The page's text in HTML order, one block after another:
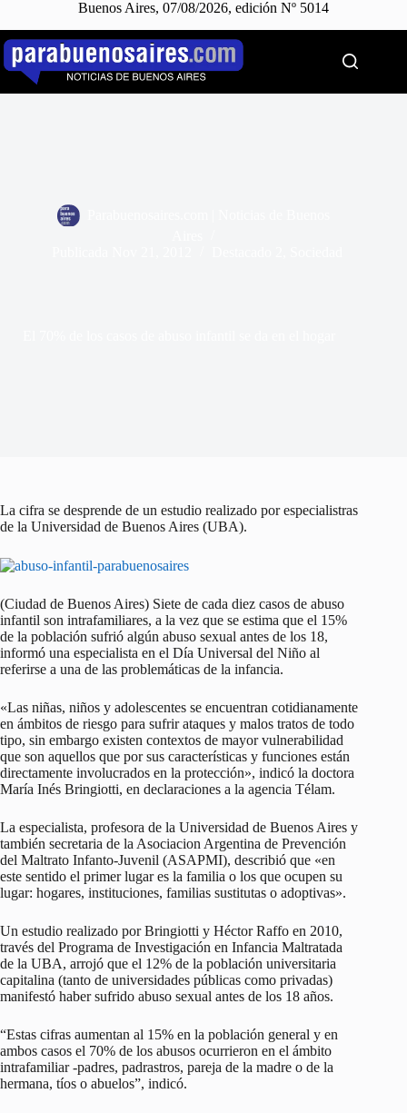
Buenos Aires, 07/08/2026, edición Nº 5014
Saltar
contenido
La cifra se desprende de un estudio realizado por especialistras
de la Universidad de Buenos Aires (UBA).
(Ciudad de Buenos Aires) Siete de cada diez casos de abuso
infantil son intrafamiliares, a la vez que se estima que el 15%
de la población sufrió algún abuso sexual antes de los 18,
informó una especialista en el Día Universal del Niño al
referirse a una de las problemáticas de la infancia.
«Las niñas, niños y adolescentes se encuentran cotidianamente
en ámbitos de riesgo para sufrir ataques y malos tratos de todo
tipo, sin embargo existen contextos de mayor vulnerabilidad
que son aquellos que por sus características y funciones están
directamente involucrados en la protección», indicó la doctora
María Inés Bringiotti, en declaraciones a la agencia Télam.
La especialista, profesora de la Universidad de Buenos Aires y
también secretaria de la Asociacion Argentina de Prevención
del Maltrato Infanto-Juvenil (ASAPMI), describió que «en
este sentido el primer lugar es la familia o los que ocupen su
lugar: hogares, instituciones, familias sustitutas o adoptivas».
Un estudio realizado por Bringiotti y Héctor Raffo en 2010,
través del Programa de Investigación en Infancia Maltratada
de la UBA, arrojó que el 12% de la población universitaria
capitalina (tanto de universidades públicas como privadas)
manifestó haber sufrido abuso sexual antes de los 18 años.
“Estas cifras aumentan al 15% en la población general y en
ambos casos el 70% de los abusos ocurrieron en el ámbito
intrafamiliar -padres, padrastros, pareja de la madre o de la
hermana, tíos o abuelos”, indicó.